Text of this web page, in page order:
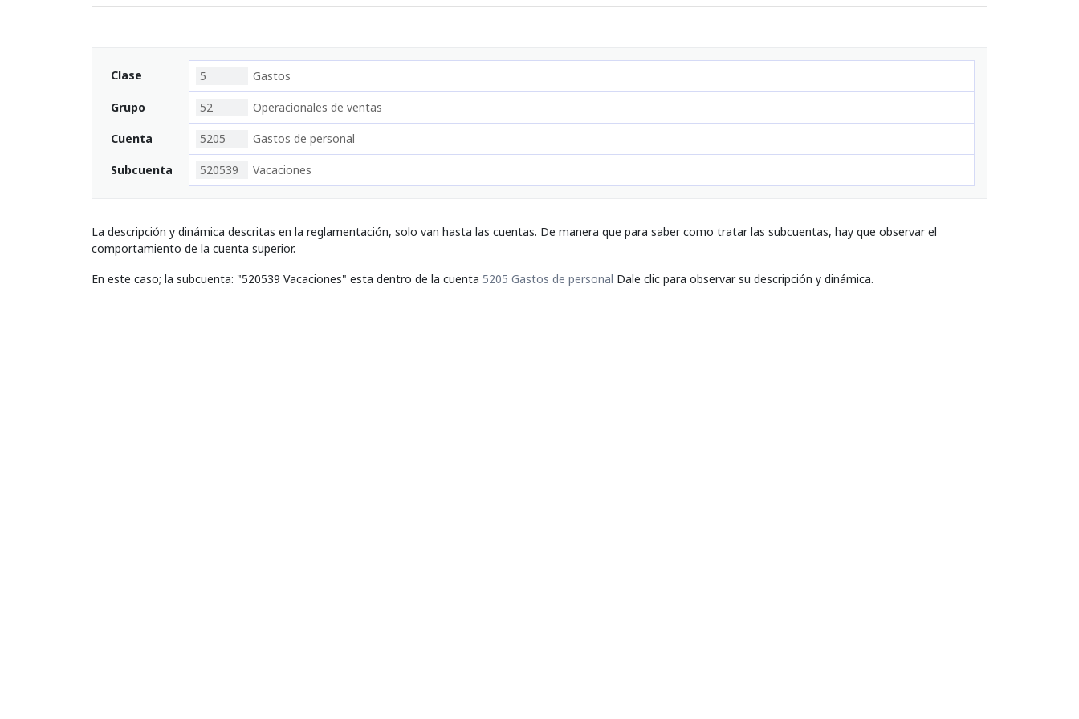
Clase 5 Gastos
Grupo 52 Operacionales de ventas
Cuenta 5205 Gastos de personal
Subcuenta 520539 Vacaciones
La descripción y dinámica descritas en la reglamentación, solo van hasta las cuentas. De manera que para saber como tratar las subcuentas, hay que observar el
comportamiento de la cuenta superior.
En este caso; la subcuenta: "520539 Vacaciones" esta dentro de la cuenta 5205 Gastos de personal Dale clic para observar su descripción y dinámica.